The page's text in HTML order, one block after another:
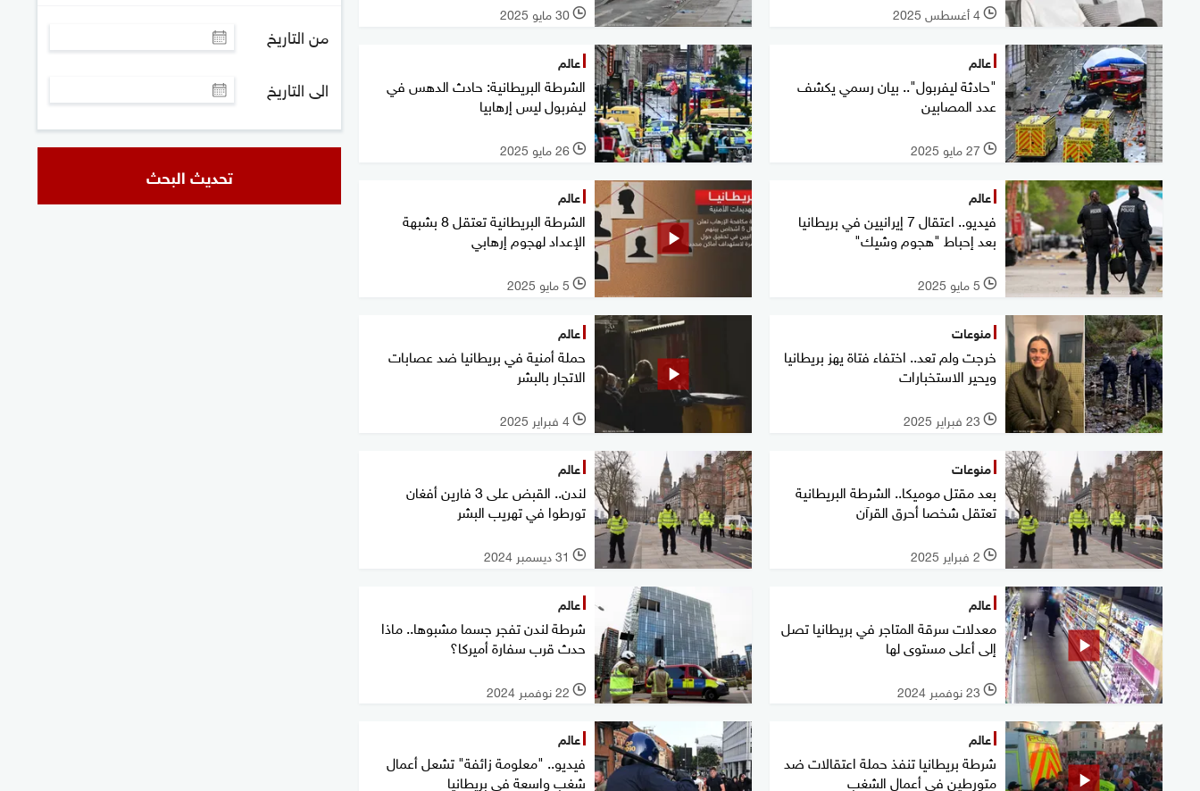
l 4 أغسطس 2025 l 30 مايو 2025
عالم
"حادثة ليفربول".. بيان رسمي يكشف
عدد المصابين
l 27 مايو 2025
عالم
الشرطة البريطانية: حادث الدهس في
ليفربول ليس إرهابيا
l 26 مايو 2025
عالم
فيديو.. اعتقال 7 إيرانيين في بريطانيا
بعد إحباط "هجوم وشيك"
l 5 مايو 2025
عالم
الشرطة البريطانية تعتقل 8 بشبهة
الإعداد لهجوم إرهابي
l 5 مايو 2025
منوعات
خرجت ولم تعد.. اختفاء فتاة يهز بريطانيا
ويحير الاستخبارات
l 23 فبراير 2025
عالم
حملة أمنية في بريطانيا ضد عصابات
الاتجار بالبشر
l 4 فبراير 2025
منوعات
بعد مقتل موميكا.. الشرطة البريطانية
تعتقل شخصا أحرق القرآن
l 2 فبراير 2025
عالم
لندن.. القبض على 3 فارين أفغان
تورطوا في تهريب البشر
l 31 ديسمبر 2024
عالم
معدلات سرقة المتاجر في بريطانيا تصل
إلى أعلى مستوى لها
l 23 نوفمبر 2024
عالم
شرطة لندن تفجر جسما مشبوها.. ماذا
حدث قرب سفارة أميركا؟
l 22 نوفمبر 2024
عالم
شرطة بريطانيا تنفذ حملة اعتقالات ضد
متورطين في أعمال الشغب
عالم
فيديو.. "معلومة زائفة" تشعل أعمال
شغب واسعة في بريطانيا
من التاريخ
الى التاريخ
تحديث البحث